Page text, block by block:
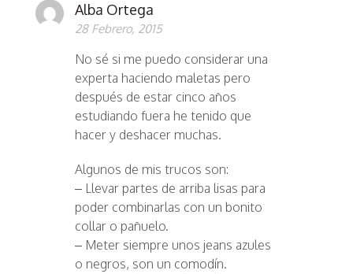
Alba Ortega
28 Febrero, 2015
No sé si me puedo considerar una
experta haciendo maletas pero
después de estar cinco años
estudiando fuera he tenido que
hacer y deshacer muchas.
Algunos de mis trucos son:
– Llevar partes de arriba lisas para
poder combinarlas con un bonito
collar o pañuelo.
– Meter siempre unos jeans azules
o negros, son un comodín.